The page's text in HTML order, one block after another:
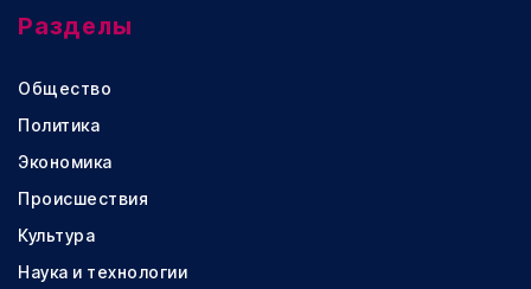
Разделы
Общество
Политика
Экономика
Происшествия
Культура
Наука и технологии